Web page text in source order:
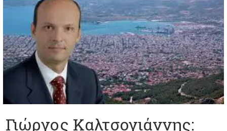
Γιώργος Καλτσογιάννης: